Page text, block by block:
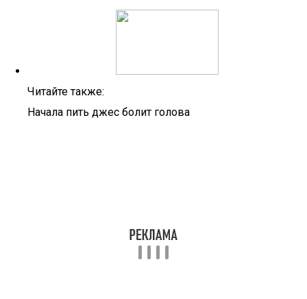
Читайте также:
Начала пить джес болит голова